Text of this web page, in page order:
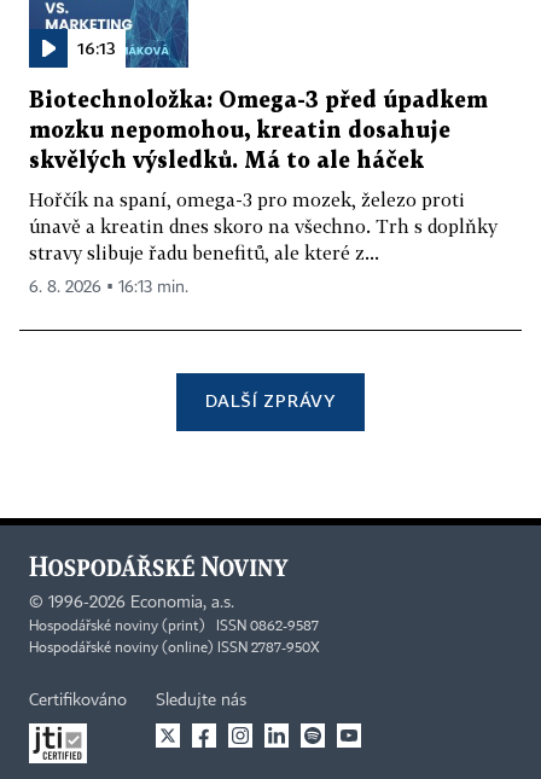
16:13
Biotechnoložka: Omega-3 před úpadkem
mozku nepomohou, kreatin dosahuje
skvělých výsledků. Má to ale háček
Hořčík na spaní, omega-3 pro mozek, železo proti
únavě a kreatin dnes skoro na všechno. Trh s doplňky
stravy slibuje řadu benefitů, ale které z...
6. 8. 2026 ▪ 16:13 min.
DALŠÍ ZPRÁVY
© 1996-2026 Economia, a.s.
Hospodářské noviny (print) ISSN 0862-9587
Hospodářské noviny (online) ISSN 2787-950X
Certifikováno Sledujte nás